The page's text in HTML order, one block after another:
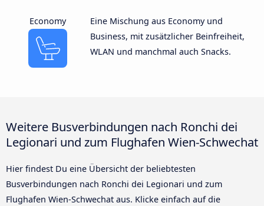
Economy
Eine Mischung aus Economy und
Business, mit zusätzlicher Beinfreiheit,
WLAN und manchmal auch Snacks.
Weitere Busverbindungen nach Ronchi dei
Legionari und zum Flughafen Wien-Schwechat
Hier findest Du eine Übersicht der beliebtesten
Busverbindungen nach Ronchi dei Legionari und zum
Flughafen Wien-Schwechat aus. Klicke einfach auf die